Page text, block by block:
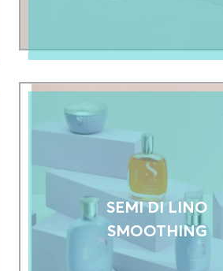
SEMI DI LINO
SMOOTHING